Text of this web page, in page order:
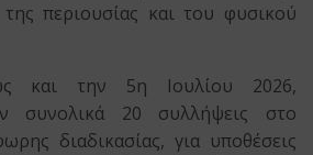
περιουσίας και του φυσικού
και την 5η Ιουλίου 2026,
συνολικά 20 συλλήψεις στο
διαδικασίας, για υποθέσεις